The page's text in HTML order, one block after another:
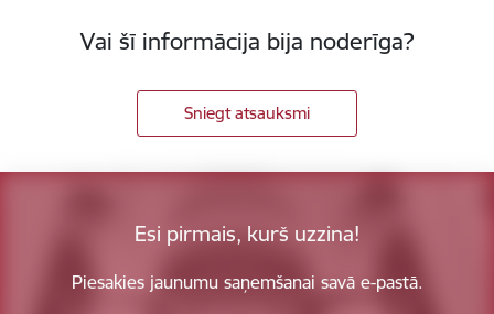
Vai šī informācija bija noderīga?
Sniegt atsauksmi
Esi pirmais, kurš uzzina!
Piesakies jaunumu saņemšanai savā e-pastā.